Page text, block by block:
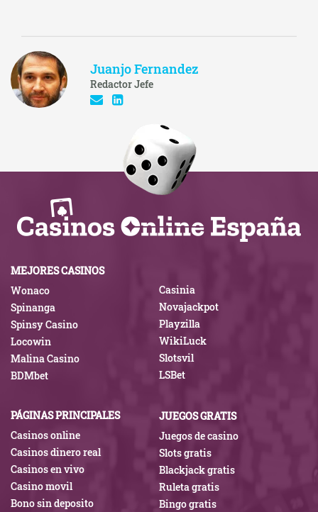
Juanjo Fernandez
Redactor Jefe
PÁGINAS PRINCIPALES
Casinos online
Casinos dinero real
Casinos en vivo
Casino movil
Bono sin deposito
JUEGOS GRATIS
Juegos de casino
Slots gratis
Blackjack gratis
Ruleta gratis
Bingo gratis
MEJORES CASINOS
Wonaco
Spinanga
Spinsy Casino
Locowin
Malina Casino
BDMbet
Casinia
Novajackpot
Playzilla
WikiLuck
Slotsvil
LSBet